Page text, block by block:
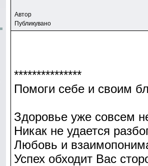
Автор
Публикувано
***************
Помоги себе и своим
Здоровье уже совсем
Никак не удается
Любовь и
Успех обходит Вас